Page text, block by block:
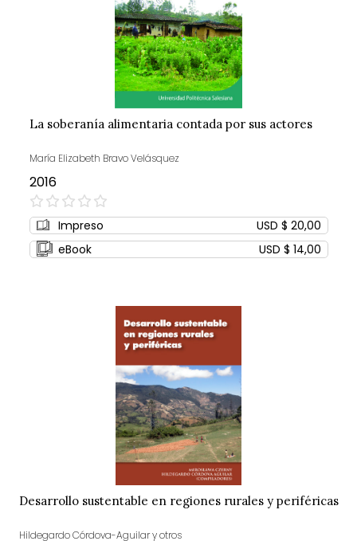
La soberanía alimentaria contada por sus actores
María Elizabeth Bravo Velásquez
2016
0%
Impreso
USD $ 20,00
eBook
USD $ 14,00
Desarrollo sustentable en regiones rurales y periféricas
Hildegardo Córdova-Aguilar y otros